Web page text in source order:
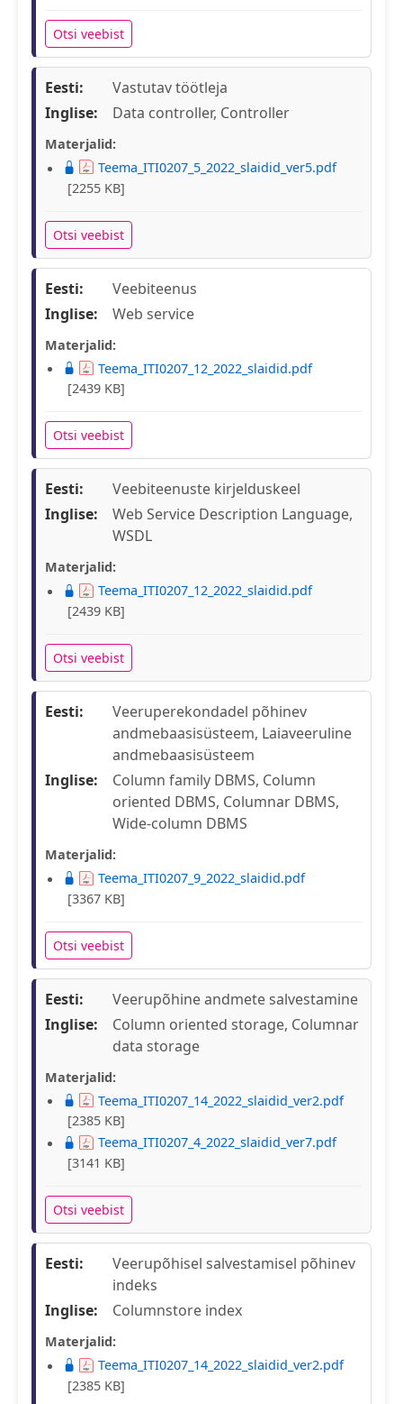
Otsi veebist
Eesti:
Vastutav töötleja
Inglise:
Data controller, Controller
Materjalid:
Teema_ITI0207_5_2022_slaidid_ver5.pdf
[2255 KB]
Otsi veebist
Eesti:
Veebiteenus
Inglise:
Web service
Materjalid:
Teema_ITI0207_12_2022_slaidid.pdf
[2439 KB]
Otsi veebist
Eesti:
Veebiteenuste kirjelduskeel
Inglise:
Web Service Description Language,
WSDL
Materjalid:
Teema_ITI0207_12_2022_slaidid.pdf
[2439 KB]
Otsi veebist
Eesti:
Veeruperekondadel põhinev
andmebaasisüsteem, Laiaveeruline
andmebaasisüsteem
Inglise:
Column family DBMS, Column
oriented DBMS, Columnar DBMS,
Wide-column DBMS
Materjalid:
Teema_ITI0207_9_2022_slaidid.pdf
[3367 KB]
Otsi veebist
Eesti:
Veerupõhine andmete salvestamine
Inglise:
Column oriented storage, Columnar
data storage
Materjalid:
Teema_ITI0207_14_2022_slaidid_ver2.pdf
[2385 KB]
Teema_ITI0207_4_2022_slaidid_ver7.pdf
[3141 KB]
Otsi veebist
Eesti:
Veerupõhisel salvestamisel põhinev
indeks
Inglise:
Columnstore index
Materjalid:
Teema_ITI0207_14_2022_slaidid_ver2.pdf
[2385 KB]